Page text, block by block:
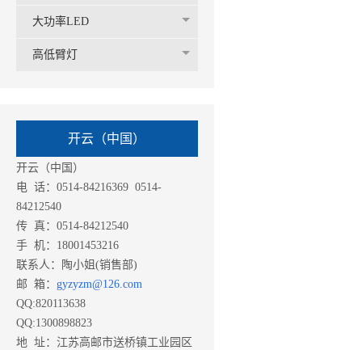
大功率LED
高低臂灯
开云（中国）
开云（中国）
电 话：0514-84216369 0514-
84212540
传 真：0514-84212540
手 机：18001453216
联系人：陶小姐(销售部)
邮 箱： gyzyzm@126.com
QQ:820113638
QQ:1300898823
地 址：江苏高邮市送桥镇工业园区